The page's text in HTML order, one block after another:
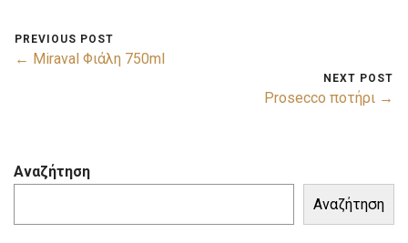
PREVIOUS POST
← Miraval Φιάλη 750ml
NEXT POST
Prosecco ποτήρι →
Αναζήτηση
Αναζήτηση